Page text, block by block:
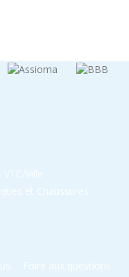
VTC/Ville
et Chaussures
Foire aux questions